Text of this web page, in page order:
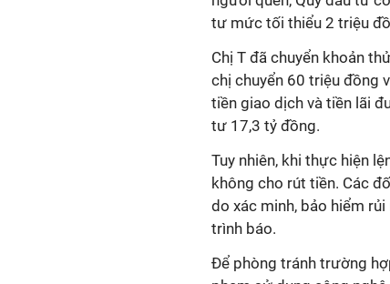
tư mức tối thiểu 2 triệu
Chị T đã chuyển khoản
chị chuyển 60 triệu đồng
tiền giao dịch và tiền lãi
tư 17,3 tỷ đồng.
Tuy nhiên, khi thực hiện
không cho rút tiền. Các
do xác minh, bảo hiểm
trình báo.
Để phòng tránh trường